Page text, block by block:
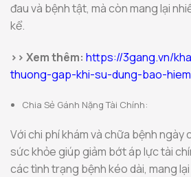
đau và bệnh tật, mà còn mang lại
kể.
>> Xem thêm: https://3gang.vn/
thuong-gap-khi-su-dung-bao-
Chia Sẻ Gánh Nặng Tài Chính:
Với chi phí khám và chữa bệnh ngày
sức khỏe giúp giảm bớt áp lực tài
các tình trạng bệnh kéo dài, mang